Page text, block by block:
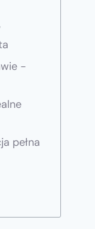
-
pełna